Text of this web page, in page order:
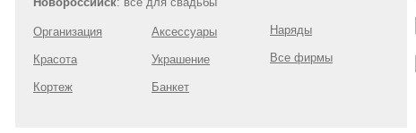
Организация
Красота
Кортеж
Аксессуары
Украшение
Банкет
Наряды
Все фирмы